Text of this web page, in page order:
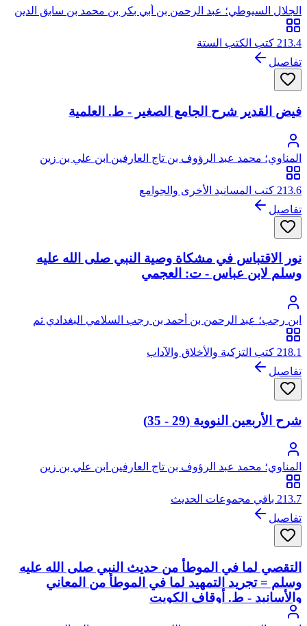
الجلال السيوطي؛ عبد الرحمن بن أبي بكر بن محمد بن سابق الدين
الخضيري السيوطي، جلال الدين
213.4 كتب الكتب الستة
تفاصيل
فيض القدير شرح الجامع الصغير - ط. العلمية
المناوي؛ محمد عبد الرؤوف بن تاج العارفين ابن علي بن زين
العابدين الحدادي ثم المناوي القاهري، زين الدين
213.6 كتب المسانيد الأخرى والجوامع
تفاصيل
نور الاقتباس في مشكاة وصية النبي صلى الله عليه
وسلم لابن عباس - ت: العجمي
ابن رجب؛ عبد الرحمن بن أحمد بن رجب السلامي البغدادي ثم
الدمشقي، أبو الفرج، زين الدين
218.1 كتب التزكية والأخلاق والآداب
تفاصيل
شرح الأربعين النووية (29 - 35)
المناوي؛ محمد عبد الرؤوف بن تاج العارفين ابن علي بن زين
العابدين الحدادي ثم المناوي القاهري، زين الدين
213.7 باقي مجموعات الحديث
تفاصيل
التقصي لما في الموطأ من حديث النبي صلى الله عليه
وسلم = تجريد التمهيد لما في الموطأ من المعاني
والأسانيد - ط. أوقاف الكويت